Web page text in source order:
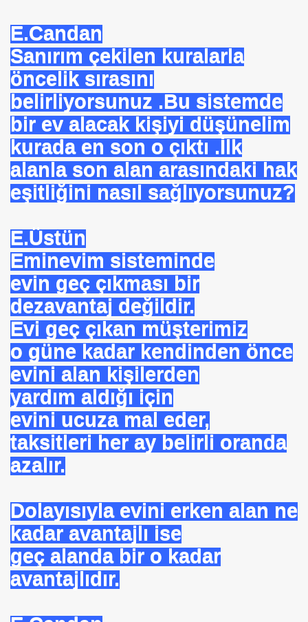
E.Candan
Sanırım çekilen kuralarla
öncelik sırasını
belirliyorsunuz .Bu sistemde
bir ev alacak kişiyi düşünelim
kurada en son o çıktı .İlk
alanla son alan arasındaki hak
eşitliğini nasıl sağlıyorsunuz?
E.Üstün
Eminevim sisteminde
evin geç çıkması bir
dezavantaj değildir.
Evi geç çıkan müşterimiz
o güne kadar kendinden önce
evini alan kişilerden
yardım aldığı için
evini ucuza mal eder,
taksitleri her ay belirli oranda
azalır.
Dolayısıyla evini erken alan ne
kadar avantajlı ise
geç alanda bir o kadar
avantajlıdır.
Varmı?-WARREN BUFFET.
Birliği
krizi bekliyor!
FRANSA
SEN
.Dr.Hamdi KALYONCU
OFLAZ